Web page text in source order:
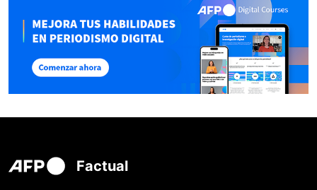
Factual